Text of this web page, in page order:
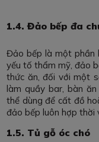
1.4. Đảo bếp đa
Đảo bếp là một phần
yếu tố thẩm mỹ, đảo
thức ăn, đối với một
làm quầy bar, bàn
thể dùng để cất đồ
đảo bếp luôn hợp thời
1.5. Tủ gỗ óc chó